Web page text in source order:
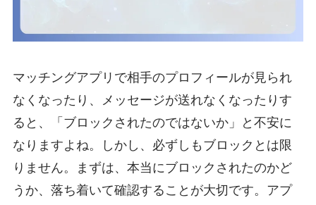
マッチングアプリで相手のプロフィールが見られ
なくなったり、メッセージが送れなくなったりす
ると、「ブロックされたのではないか」と不安に
なりますよね。しかし、必ずしもブロックとは限
りません。まずは、本当にブロックされたのかど
うか、落ち着いて確認することが大切です。アプ